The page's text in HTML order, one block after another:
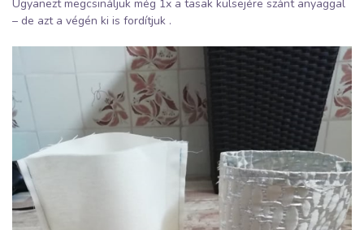
Ugyanezt megcsináljuk még 1x a tasak külsejére szánt anyaggal
– de azt a végén ki is fordítjuk .